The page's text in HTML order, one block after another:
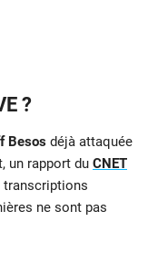
?
Besos déjà attaquée
un rapport du CNET
transcriptions
ne sont pas